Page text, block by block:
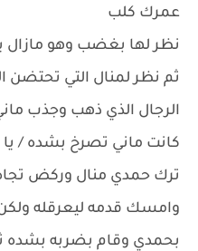
عمرك كلب
نظر لها بغضب وهو مازال
ثم نظر لمنال التي تحتضن
الرجال الذي ذهب وجذب
كانت ماني تصرخ بشده / يا
ترك حمدي منال وركض
وامسك قدمه ليعرقله
بحمدي وقام بضربه بشده